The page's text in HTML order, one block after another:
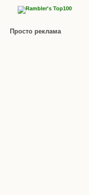
Просто реклама